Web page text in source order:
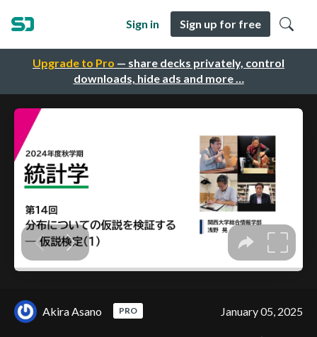
Upgrade to Pro — share decks privately, control
downloads, hide ads and more …
Sign in Sign up for free
Akira Asano PRO January 05, 2025